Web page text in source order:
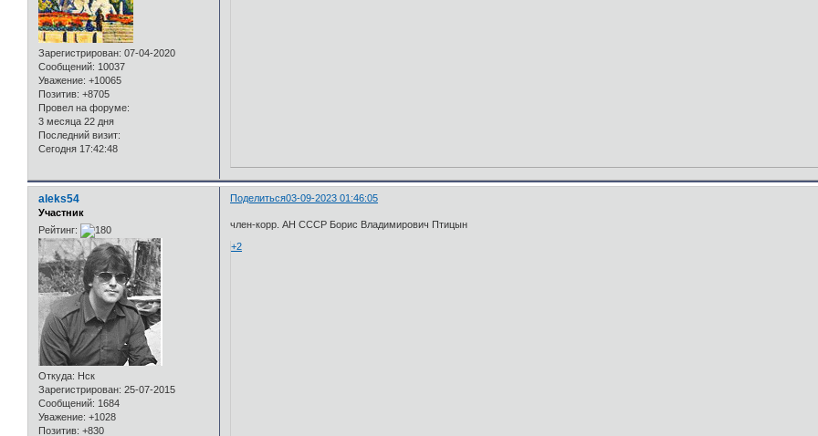
Зарегистрирован: 07-04-2020
Сообщений: 10037
Уважение: +10065
Позитив: +8705
Провел на форуме:
3 месяца 22 дня
Последний визит:
Сегодня 17:42:48
Поделиться03-09-2023 01:46:05
aleks54
Участник
Рейтинг:
Откуда: Нск
Зарегистрирован: 25-07-2015
Сообщений: 1684
Уважение: +1028
Позитив: +830
член-корр. АН СССР Борис Владимирович Птицын
+2